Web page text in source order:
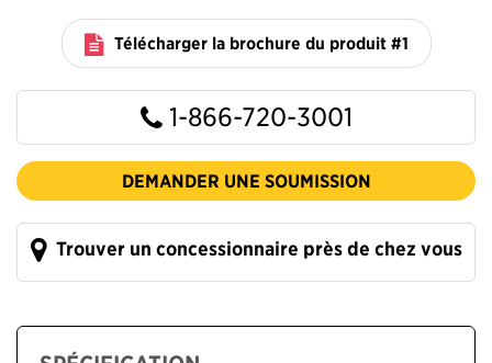
Télécharger la brochure du produit #1
1-866-720-3001
DEMANDER UNE SOUMISSION
Trouver un concessionnaire près de chez vous